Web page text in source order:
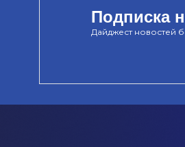
Подписка
Дайджест новостей